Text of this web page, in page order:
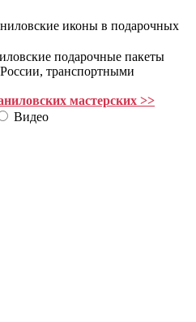
иконы в подарочных
подарочные пакеты
транспортными
мастерских >>
Видео